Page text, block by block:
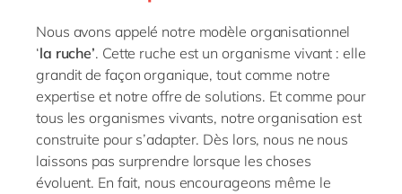
Singapore
Switzerland
UK & Ireland
USA & Canada
Nous avons appelé notre modèle organisationnel
‘la ruche’. Cette ruche est un organisme vivant : elle
grandit de façon organique, tout comme notre
expertise et notre offre de solutions. Et comme pour
tous les organismes vivants, notre organisation est
construite pour s’adapter. Dès lors, nous ne nous
laissons pas surprendre lorsque les choses
évoluent. En fait, nous encourageons même le